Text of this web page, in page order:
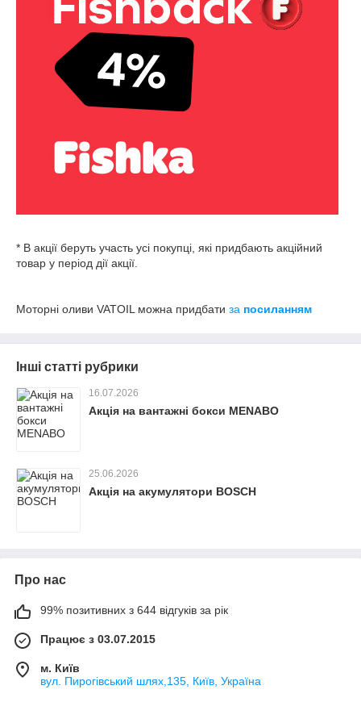
* В акції беруть участь усі покупці, які придбають акційний
товар у період дії акції.
Моторні оливи VATOIL можна придбати за посиланням
Інші статті рубрики
16.07.2026
Акція на вантажні бокси MENABO
25.06.2026
Акція на акумулятори BOSCH
Про нас
99% позитивних з 644 відгуків за рік
Працює з 03.07.2015
м. Київ
вул. Пирогівський шлях,135, Київ, Україна